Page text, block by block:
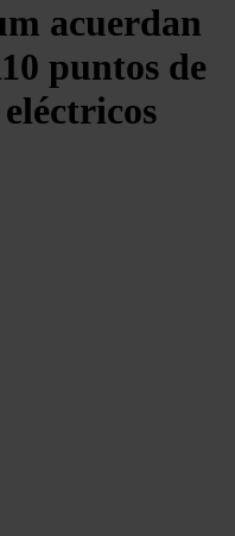
acuerdan
puntos de